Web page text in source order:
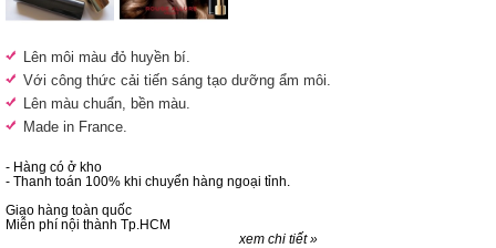
Lên môi màu đỏ huyền bí.
Với công thức cải tiến sáng tạo dưỡng ẩm môi.
Lên màu chuẩn, bền màu.
Made in France.
- Hàng có ở kho
- Thanh toán 100% khi chuyển hàng ngoại tỉnh.
Giao hàng toàn quốc
Miễn phí nội thành Tp.HCM
xem chi tiết »